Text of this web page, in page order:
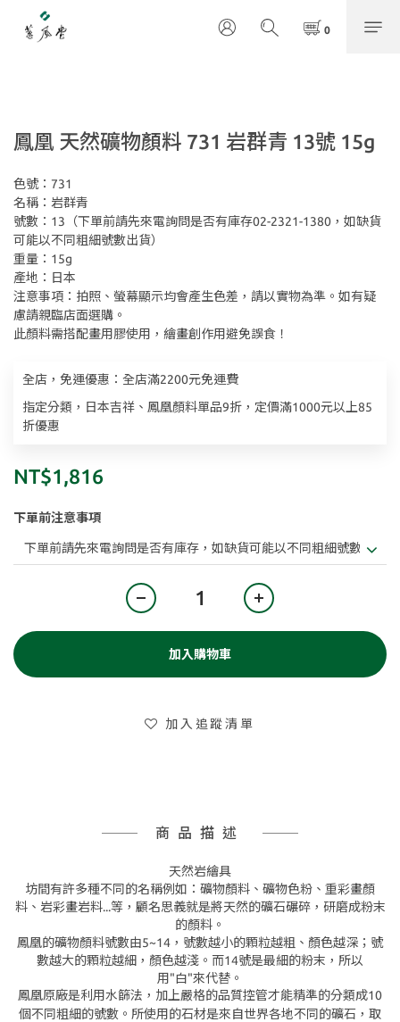
鳳凰 天然礦物顏料 731 岩群青 13號 15g
色號：731
名稱：岩群青
號數：13（下單前請先來電詢問是否有庫存02-2321-1380，如缺貨
可能以不同粗細號數出貨）
重量：15g
產地：日本
注意事項：拍照、螢幕顯示均會產生色差，請以實物為準。如有疑
慮請親臨店面選購。
此顏料需搭配畫用膠使用，繪畫創作用避免誤食！
全店，免運優惠：全店滿2200元免運費
指定分類，日本吉祥、鳳凰顏料單品9折，定價滿1000元以上85
折優惠
NT$1,816
下單前注意事項
加入購物車
加入追蹤清單
商品描述
天然岩繪具
坊間有許多種不同的名稱例如：礦物顏料、礦物色粉、重彩畫顏
料、岩彩畫岩料...等，顧名思義就是將天然的礦石碾碎，研磨成粉末
的顏料。
鳳凰的礦物顏料號數由5~14，號數越小的顆粒越粗、顏色越深；號
數越大的顆粒越細，顏色越淺。而14號是最細的粉末，所以
用"白"來代替。
鳳凰原廠是利用水篩法，加上嚴格的品質控管才能精準的分類成10
個不同粗細的號數。所使用的石材是來自世界各地不同的礦石，取